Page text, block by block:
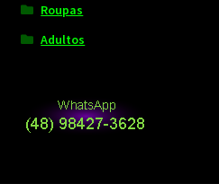
Roupas
Adultos